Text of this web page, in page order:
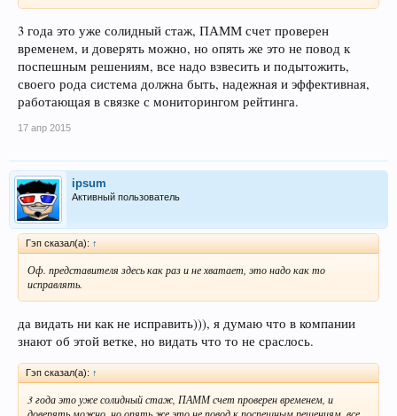
3 года это уже солидный стаж, ПАММ счет проверен
временем, и доверять можно, но опять же это не повод к
поспешным решениям, все надо взвесить и подытожить,
своего рода система должна быть, надежная и эффективная,
работающая в связке с мониторингом рейтинга.
17 апр 2015
ipsum
Активный пользователь
Гэп сказал(а): ↑
Оф. представителя здесь как раз и не хватает, это надо как то
исправлять.
да видать ни как не исправить))), я думаю что в компании
знают об этой ветке, но видать что то не сраслось.
Гэп сказал(а): ↑
3 года это уже солидный стаж, ПАММ счет проверен временем, и